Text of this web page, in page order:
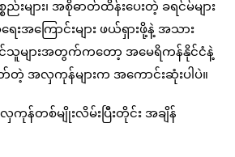
ျား၊ အစိုဓာတ်ထိန်းပေးတဲ့ ခရင်မ်များ
းအကြောင်းများ ဖယ်ရှားဖို့နဲ့ အသား
သူများအတွက်ကတော့ အမေရိကန်နိုင်ငံနဲ့
တ်တဲ့ အလှကုန်များက အကောင်းဆုံးပါပဲ။
န်တစ်မျိုးလိမ်းပြီးတိုင်း အချိန်